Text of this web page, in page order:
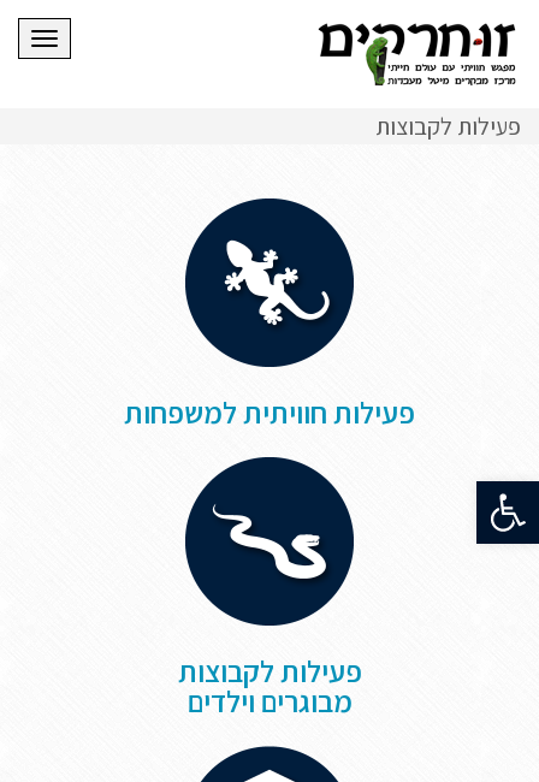
פתח סרגל נגישות
פעילות לקבוצות
פעילות חוויתית למשפחות
פעילות לקבוצות
מבוגרים וילדים